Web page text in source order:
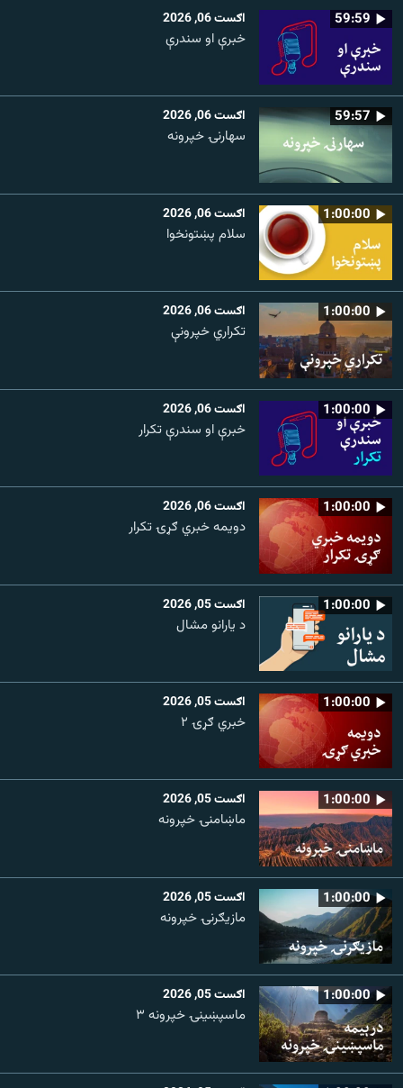
59:59 اګست 06, 2026
خبرې او سندرې
59:57 اګست 06, 2026
سهارنۍ خپرونه
1:00:00 اګست 06, 2026
سلام پښتونخوا
1:00:00 اګست 06, 2026
تکراري خپرونې
1:00:00 اګست 06, 2026
خبرې او سندرې تکرار
1:00:00 اګست 06, 2026
دویمه خبري ګړۍ تکرار
1:00:00 اګست 05, 2026
د یارانو مشال
1:00:00 اګست 05, 2026
خبري ګړۍ ۲
1:00:00 اګست 05, 2026
ماښامنۍ خپرونه
1:00:00 اګست 05, 2026
مازیګرنۍ خپرونه
1:00:00 اګست 05, 2026
ماسپښینۍ خپرونه ۳